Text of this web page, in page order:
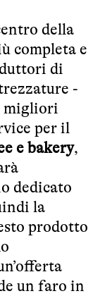
della
completa e
di
-
migliori
per il
e bakery,
dedicato
la
prodotto
un faro in